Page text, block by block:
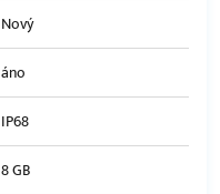
Nový
áno
IP68
8 GB